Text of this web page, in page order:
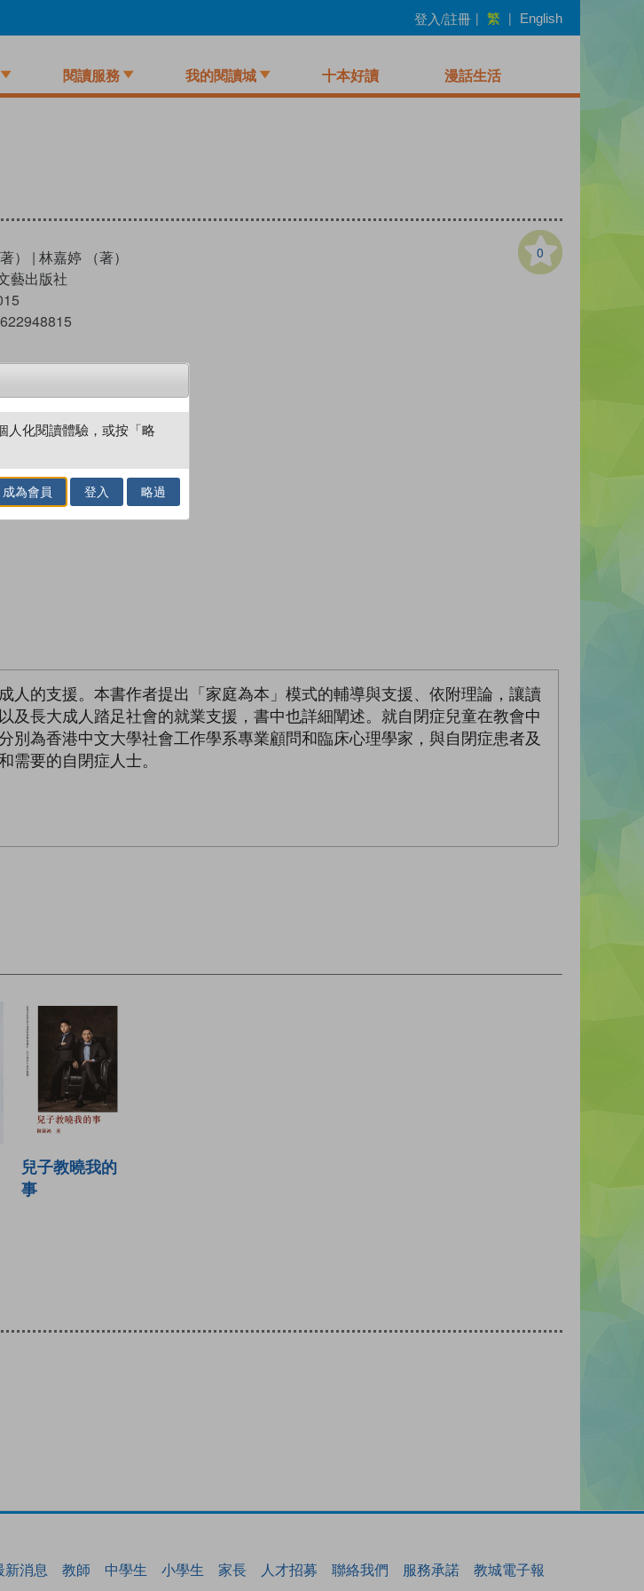
登入/註冊 | 繁 | English
閱讀服務 我的閱讀城 十本好讀 漫話生活
0
） | 林嘉婷 （著）
藝出版社
加入閱讀紀錄
人的支援。本書作者提出「家庭為本」模式的輔導與支援、依附理論，讓讀
長大成人踏足社會的就業支援，書中也詳細闡述。就自閉症兒童在教會中
為香港中文大學社會工作學系專業顧問和臨床心理學家，與自閉症患者及
需要的自閉症人士。
兒子教曉我的
事
新消息 教師 中學生 小學生 家長 人才招募 聯絡我們 服務承諾 教城電子報
人化閱讀體驗，或按「略
成為會員 登入 略過